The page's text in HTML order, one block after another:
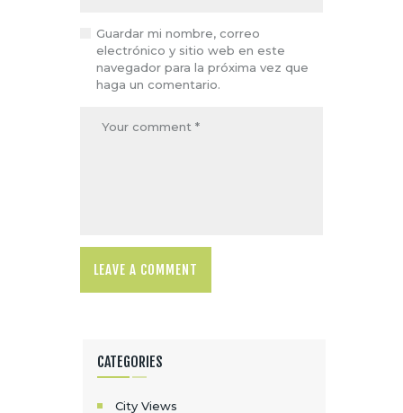
Guardar mi nombre, correo
electrónico y sitio web en este
navegador para la próxima vez que
haga un comentario.
CATEGORIES
City Views